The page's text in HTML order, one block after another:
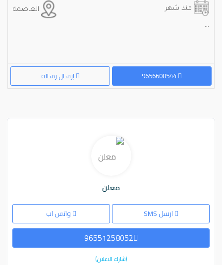
العاصمة منذ شهر
...
إرسال رسالة
معلن
ارسل SMS واتس اب
96551258052
(شارك الاعلان)